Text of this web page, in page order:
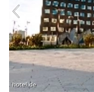
hotel.de